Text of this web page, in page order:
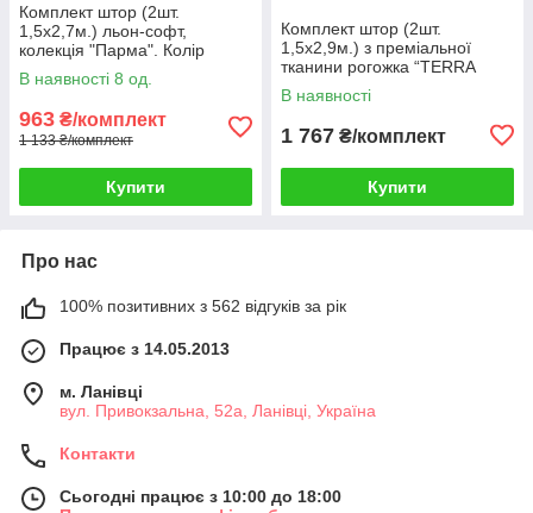
Комплект штор (2шт.
1,5х2,7м.) льон-софт,
колекція "Парма". Колір
молочний. Код 1736ш 33-
0647
В наявності 8 од.
963 ₴/комплект
1 133 ₴/комплект
Купити
Комплект штор (2шт.
1,5х2,9м.) з преміальної
тканини рогожка “TERRA
LUXE”. Колір венге. Код
2066ш 33-1298
В наявності
1 767 ₴/комплект
Купити
Про нас
100% позитивних з 562 відгуків за рік
Працює з 14.05.2013
м. Ланівці
вул. Привокзальна, 52а, Ланівці, Україна
Контакти
Сьогодні працює з 10:00 до 18:00